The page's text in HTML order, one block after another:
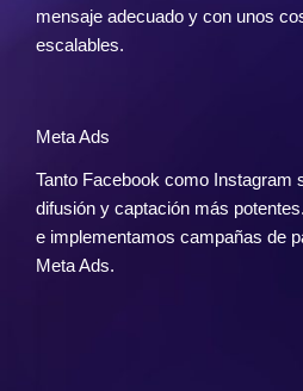
mensaje adecuado y con unos
escalables.
Meta Ads
Tanto Facebook como Instagram
difusión y captación más
e implementamos campañas de
Meta Ads.